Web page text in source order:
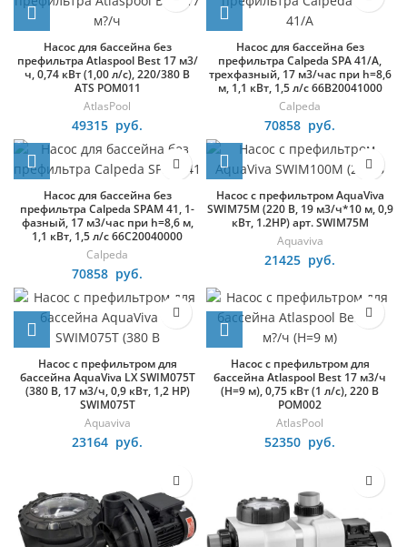
Насос для бассейна без
префильтра Atlaspool Best 17 м3/
ч, 0,74 кВт (1,00 л/с), 220/380 В
ATS POM011
AtlasPool
49315 руб.
Насос для бассейна без
префильтра Calpeda SPA 41/A,
трехфазный, 17 м3/час при h=8,6
м, 1,1 кВт, 1,5 л/с 66B20041000
Calpeda
70858 руб.
Насос для бассейна без
префильтра Calpeda SPAM 41, 1-
фазный, 17 м3/час при h=8,6 м,
1,1 кВт, 1,5 л/с 66C20040000
Calpeda
70858 руб.
Насос с префильтром AquaViva
SWIM75M (220 В, 19 м3/ч*10 м, 0,9
кВт, 1.2HP) арт. SWIM75M
Aquaviva
21425 руб.
Насос с префильтром для
бассейна AquaViva LX SWIM075T
(380 В, 17 м3/ч, 0,9 кВт, 1,2 HP)
SWIM075T
Aquaviva
23164 руб.
Насос с префильтром для
бассейна Atlaspool Best 17 м3/ч
(H=9 м), 0,75 кВт (1 л/с), 220 В
POM002
AtlasPool
52350 руб.